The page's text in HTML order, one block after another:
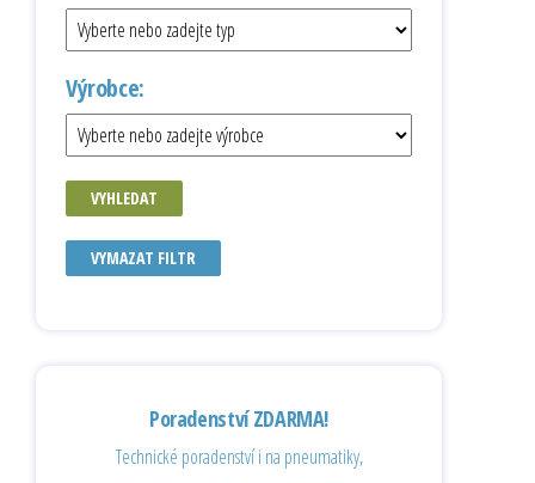
Výrobce:
VYHLEDAT
VYMAZAT FILTR
Poradenství ZDARMA!
Technické poradenství i na pneumatiky,